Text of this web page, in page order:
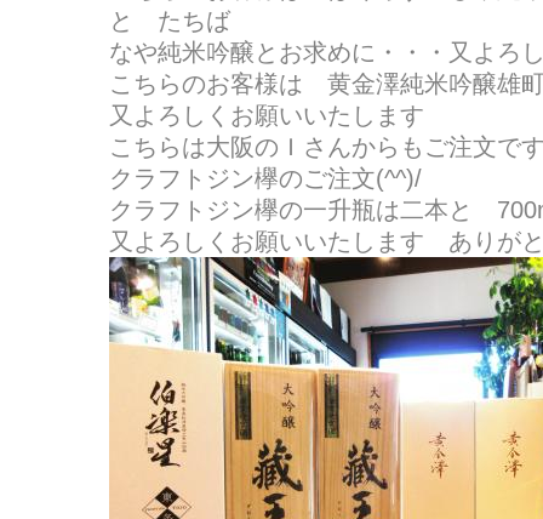
と たちば
なや純米吟醸とお求めに・・・又よろ
こちらのお客様は 黄金澤純米吟醸雄
又よろしくお願いいたします
こちらは大阪のＩさんからもご注文で
クラフトジン欅のご注文(^^)/
クラフトジン欅の一升瓶は二本と
又よろしくお願いいたします ありが